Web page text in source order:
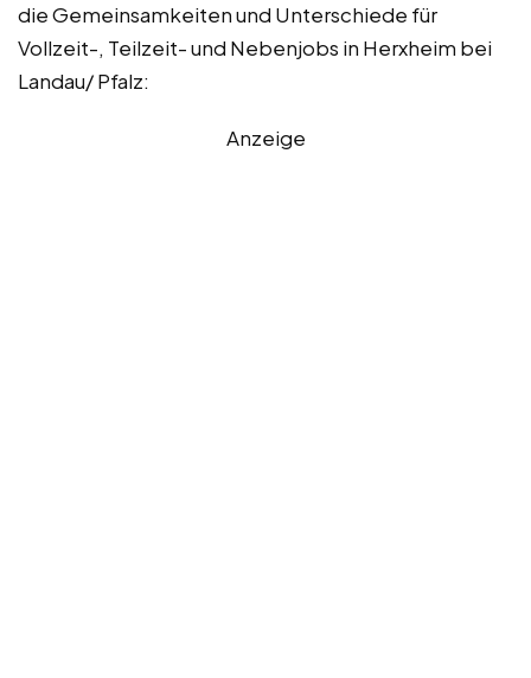
die Gemeinsamkeiten und Unterschiede für
Vollzeit-, Teilzeit- und Nebenjobs in Herxheim bei
Landau/ Pfalz:
Anzeige